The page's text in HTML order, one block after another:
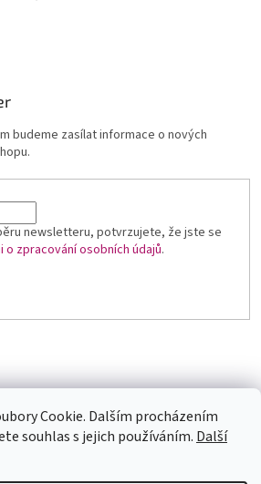
Cookie. Dalším procházením
souhlas s jejich používáním. Další
budeme zasílat informace o nových
newsletteru, potvrzujete, že jste se
o zpracování osobních údajů.